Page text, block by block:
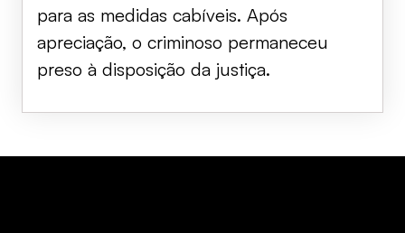
para as medidas cabíveis. Após
apreciação, o criminoso permaneceu
preso à disposição da justiça.